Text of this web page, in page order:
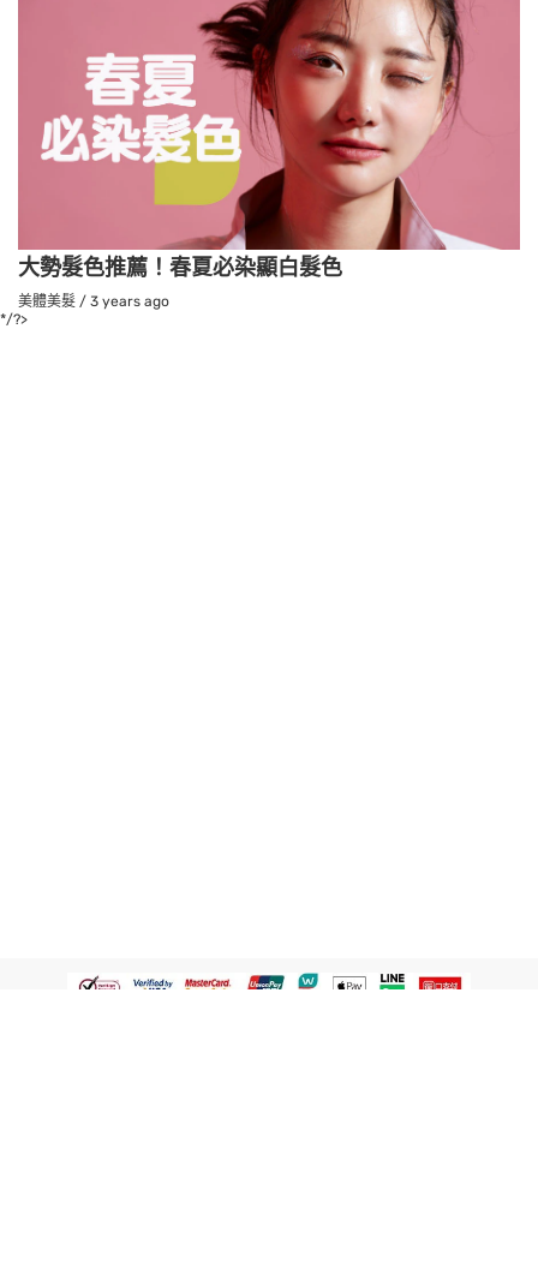
大勢髮色推薦！春夏必染顯白髮色
美體美髮 / 3 years ago
*/?>